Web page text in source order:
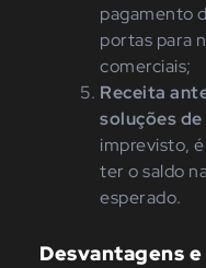
pagamento
portas para
comerciais;
Receita
soluções
imprevisto,
ter o saldo
esperado.
Desvantagens